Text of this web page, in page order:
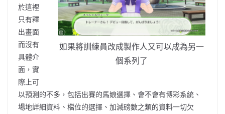
如果將訓練員改成製作人又可以成為另一
個系列了
於這裡
只有釋
出畫面
而沒有
具體介
面 ， 實
際上可
以預測的不多 ， 包括出賽的馬娘選擇 、 會不會有博彩系統 、
場地詳細資料 、 檔位的選擇 、 加減磅數之類的資料一切欠